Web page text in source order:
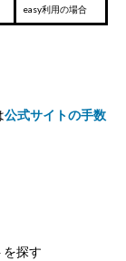
easy利用の場合
公式サイトの手数
探す